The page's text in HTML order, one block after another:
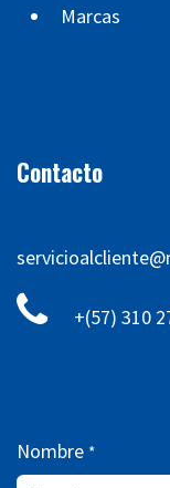
Marcas
Contacto
+(57) 310
Nombre *